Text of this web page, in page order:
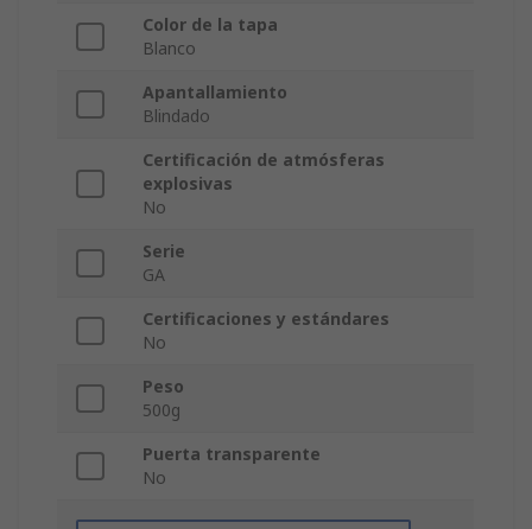
Color de la tapa
Blanco
Apantallamiento
Blindado
Certificación de atmósferas
explosivas
No
Serie
GA
Certificaciones y estándares
No
Peso
500g
Puerta transparente
No